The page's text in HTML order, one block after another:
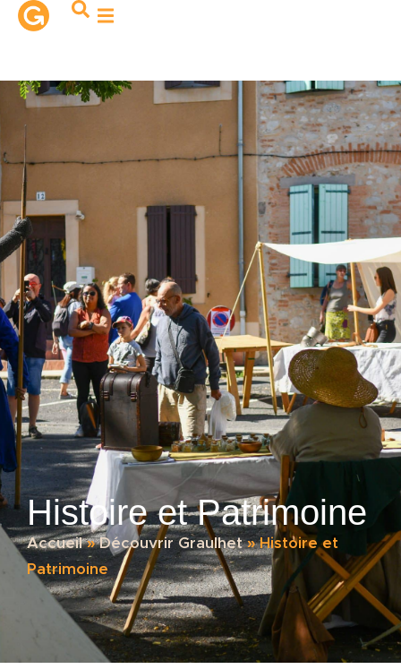
principal
Histoire et Patrimoine
Accueil»Découvrir Graulhet»Histoire et
Patrimoine